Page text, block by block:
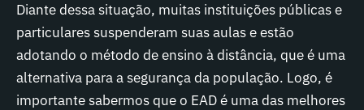
Diante dessa situação, muitas instituições públicas e
particulares suspenderam suas aulas e estão
adotando o método de ensino à distância, que é uma
alternativa para a segurança da população. Logo, é
importante sabermos que o EAD é uma das melhores